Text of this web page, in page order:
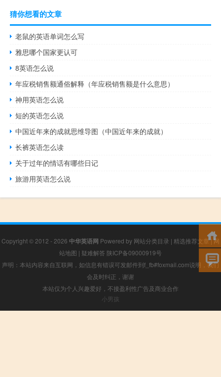
猜你想看的文章
老鼠的英语单词怎么写
雅思哪个国家更认可
8英语怎么说
年应税销售额通俗解释（年应税销售额是什么意思）
神用英语怎么说
短的英语怎么说
中国近年来的成就思维导图（中国近年来的成就）
长裤英语怎么读
关于过年的情话有哪些日记
旅游用英语怎么说
Copyright © 2012 - 2026 中华英语网 Powered by 网站分类目录 | 精选推荐文章|网
站地图 | 疑难解答 陕ICP备09000919号
声明：本站内容来自互联网，如信息有错误可发邮件到f_fb#foxmail.com说明，我们
会及时纠正，谢谢
本站仅为个人兴趣爱好，不接盈利性广告及商业合作
小男孩